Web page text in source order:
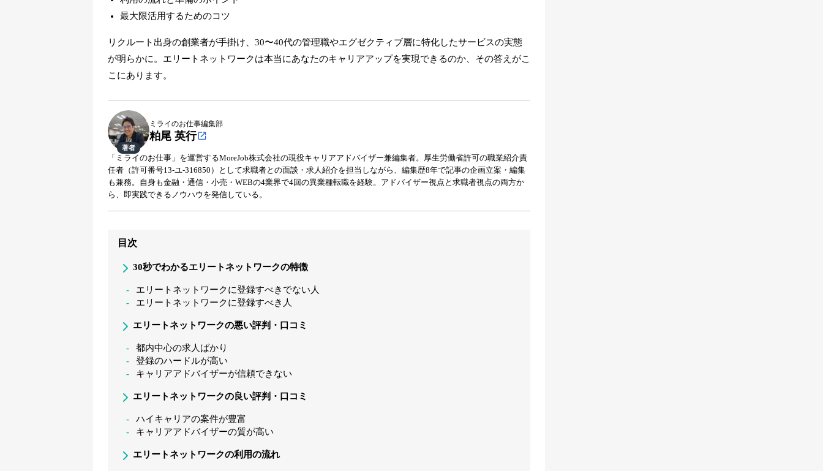
最大限活用するためのコツ
リクルート出身の創業者が手掛け、30〜40代の管理職やエグゼクティブ層に特化したサービスの実態
が明らかに。エリートネットワークは本当にあなたのキャリアアップを実現できるのか、その答えがこ
こにあります。
著者
ミライのお仕事編集部
粕尾 英行
「ミライのお仕事」を運営するMoreJob株式会社の現役キャリアアドバイザー兼編集者。厚生労働省許可の職業紹介責
任者（許可番号13-ユ-316850）として求職者との面談・求人紹介を担当しながら、編集歴8年で記事の企画立案・編集
も兼務。自身も金融・通信・小売・WEBの4業界で4回の異業種転職を経験。アドバイザー視点と求職者視点の両方か
ら、即実践できるノウハウを発信している。
目次
30秒でわかるエリートネットワークの特徴
エリートネットワークに登録すべきでない人
エリートネットワークに登録すべき人
エリートネットワークの悪い評判・口コミ
都内中心の求人ばかり
登録のハードルが高い
キャリアアドバイザーが信頼できない
エリートネットワークの良い評判・口コミ
ハイキャリアの案件が豊富
キャリアアドバイザーの質が高い
エリートネットワークの利用の流れ